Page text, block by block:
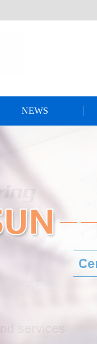
NEWS